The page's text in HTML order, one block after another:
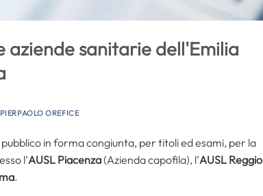
aziende sanitarie dell'Emilia
PIERPAOLO OREFICE
in forma congiunta, per titoli ed esami, per la
l’AUSL Piacenza(Azienda capofila), l’AUSL Reggio
.